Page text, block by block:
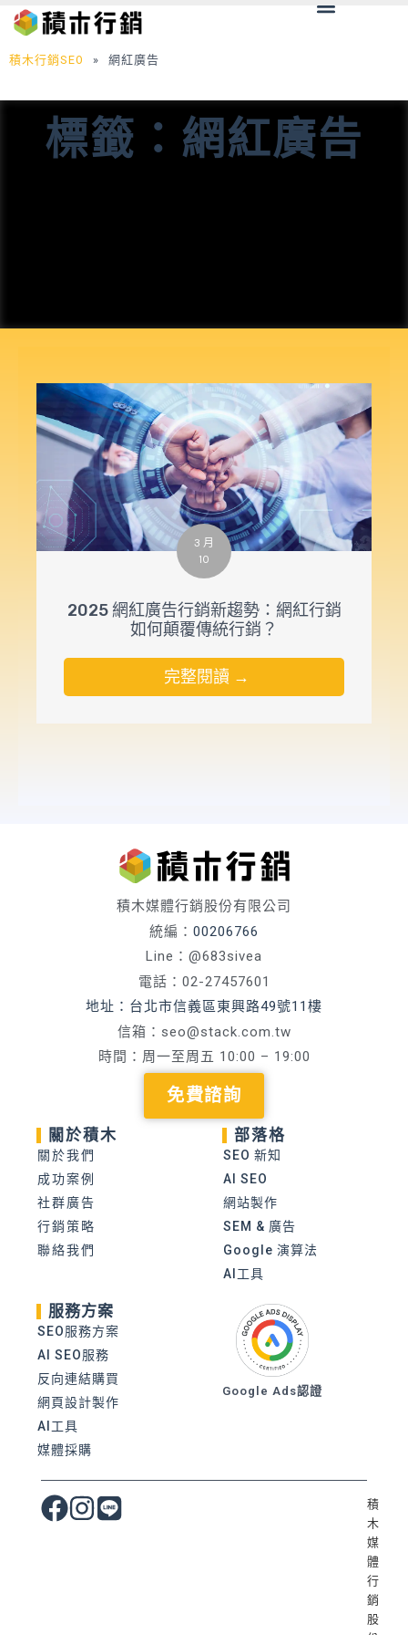
至
主
內
Menu
積木行銷SEO » 網紅廣告
標籤：網紅廣告
3 月
10
2025 網紅廣告行銷新趨勢：網紅行銷
如何顛覆傳統行銷？
完整閱讀 →
積木媒體行銷股份有限公司
統編： 00206766
Line：@683sivea
電話：02-27457601
地址：台北市信義區東興路49號11樓
信箱： seo@stack.com.tw
時間：周一至周五 10:00 – 19:00
免費諮詢
關於積木
關於我們
成功案例
社群廣告
行銷策略
聯絡我們
部落格
SEO 新知
AI SEO
網站製作
SEM & 廣告
Google 演算法
AI工具
服務方案
SEO服務方案
AI SEO服務
反向連結購買
網頁設計製作
AI工具
媒體採購
Google Ads認證
積
木
媒
體
行
銷
股